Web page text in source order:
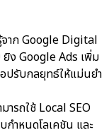
จาก Google Digital
ง Google Ads เพิ่ม
อปรับกลยุทธ์ให้แม่นยำ
ารถใช้ Local SEO
ำหนดโลเคชัน และ